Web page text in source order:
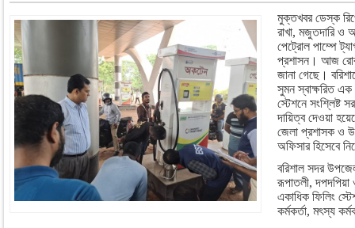
মুক্তখবর ডেস্ক
রাখা, মজুতদারি ও
পেট্রোল পাম্পে
প্রশাসন। আজ
জানা গেছে।
সুমন স্বাক্ষরিত এক
স্টেশনে সংশ্লিষ্ট
দায়িত্ব দেওয়া
জেলা প্রশাসক ও
অফিসার হিসেবে
বরিশাল সদর
রূপাতলী,
একাধিক ফিলিং
কর্মকর্তা, মৎস্য